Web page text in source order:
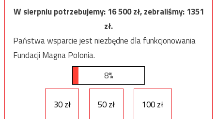
W sierpniu potrzebujemy:16 500zł, zebraliśmy:1351
zł.
Państwa wsparcie jest niezbędne dla funkcjonowania
Fundacji Magna Polonia.
8%
30 zł 50 zł 100 zł